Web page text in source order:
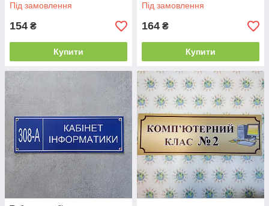
Під замовлення
154 ₴
Купити
Під замовлення
164 ₴
Купити